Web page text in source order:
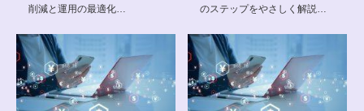
削減と運用の最適化…
のステップをやさしく解説…